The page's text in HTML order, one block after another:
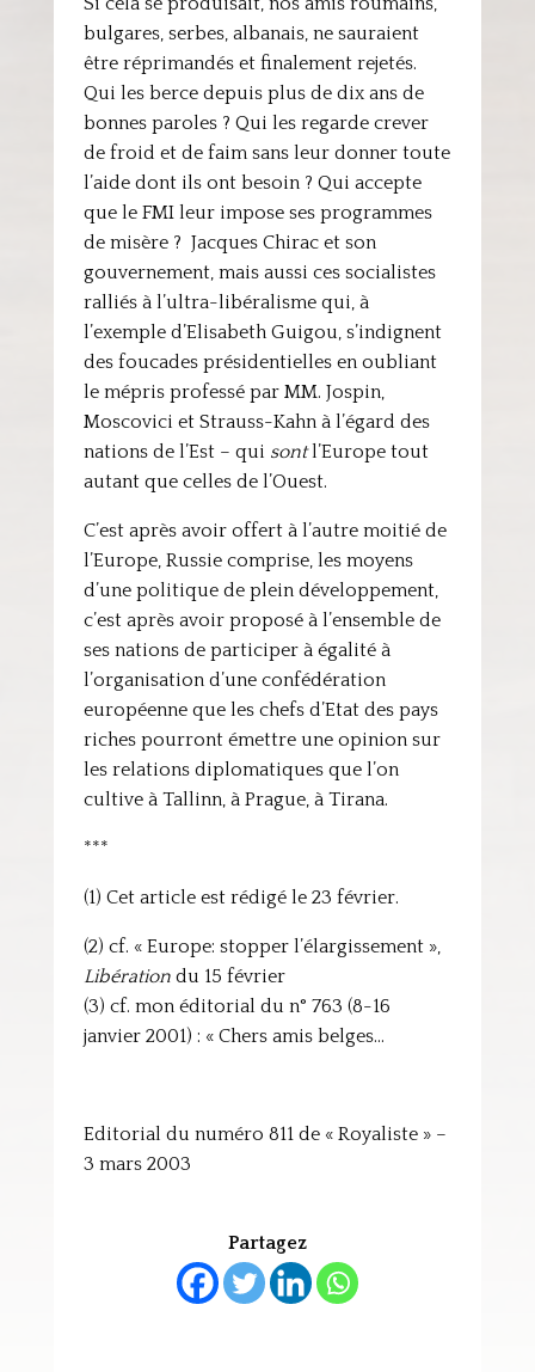
bulgares, serbes, albanais, ne sauraient
être réprimandés et finalement rejetés.
Qui les berce depuis plus de dix ans de
bonnes paroles ? Qui les regarde crever
de froid et de faim sans leur donner toute
l’aide dont ils ont besoin ? Qui accepte
que le FMI leur impose ses programmes
de misère ? Jacques Chirac et son
gouvernement, mais aussi ces socialistes
ralliés à l’ultra-libéralisme qui, à
l’exemple d’Elisabeth Guigou, s’indignent
des foucades présidentielles en oubliant
le mépris professé par MM. Jospin,
Moscovici et Strauss-Kahn à l’égard des
nations de l’Est – qui sontl’Europe tout
autant que celles de l’Ouest.
C’est après avoir offert à l’autre moitié de
l’Europe, Russie comprise, les moyens
d’une politique de plein développement,
c’est après avoir proposé à l’ensemble de
ses nations de participer à égalité à
l’organisation d’une confédération
européenne que les chefs d’Etat des pays
riches pourront émettre une opinion sur
les relations diplomatiques que l’on
cultive à Tallinn, à Prague, à Tirana.
***
(1) Cet article est rédigé le 23 février.
(2) cf. « Europe: stopper l’élargissement »,
Libérationdu 15 février
(3) cf. mon éditorial du n° 763 (8-16
janvier 2001) : « Chers amis belges…
Editorial du numéro 811 de « Royaliste » –
3 mars 2003
Partagez